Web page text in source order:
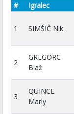
# Igralec
1 SIMŠIČ Nik
2
GREGORC
Blaž
3
QUINCE
Marly